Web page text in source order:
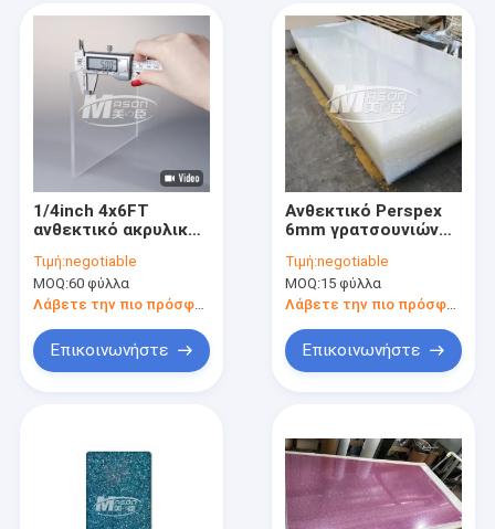
Προϊόντα
Περίπου εμείς
1/4inch 4x6FT
ανθεκτικό ακρυλικό
πλαστικό PMMA
γρατσουνιών
Τιμή:negotiable
MOQ:60 φύλλα
Λάβετε την πιο πρόσφατη τιμή
Επικοινωνήστε
Ανθεκτικό Perspex
6mm γρατσουνιών
φύλλο σαφές με την
ταινία PE
Τιμή:negotiable
MOQ:15 φύλλα
Λάβετε την πιο πρόσφατη τιμή
Επικοινωνήστε